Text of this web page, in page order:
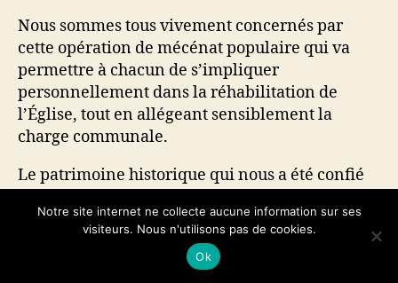
Nous sommes tous vivement concernés par
cette opération de mécénat populaire qui va
permettre à chacun de s’impliquer
personnellement dans la réhabilitation de
l’Église, tout en allégeant sensiblement la
charge communale.
Le patrimoine historique qui nous a été confié
entretenu afin d’être transmis en l’état aux
Notre site internet ne collecte aucune information sur ses
visiteurs. Nous n'utilisons pas de cookies.
Ok